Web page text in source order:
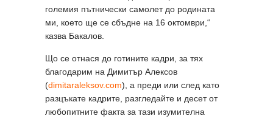
големия пътнически самолет до родината
ми, което ще се сбъдне на 16 октомври,“
казва Бакалов.
Що се отнася до готините кадри, за тях
благодарим на Димитър Алексов
(dimitaraleksov.com), а преди или след като
разцъкате кадрите, разгледайте и десет от
любопитните факта за тази изумителна